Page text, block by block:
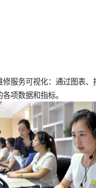
服务可视化：通过图表
项数据和指标。